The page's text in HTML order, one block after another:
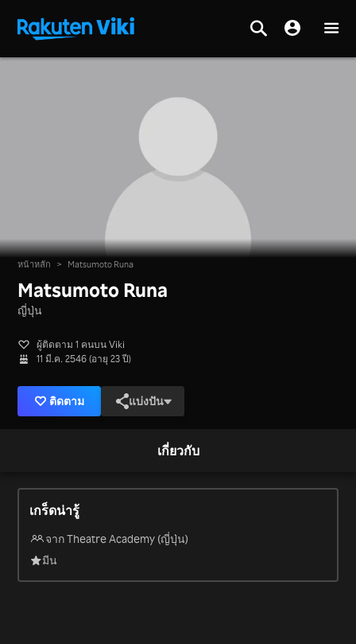
หน้าหลัก > Matsumoto Runa
Matsumoto Runa
ญี่ปุ่น
ผู้ติดตาม 1 คนบน Viki
11 มี.ค. 2546 (อายุ 23 ปี)
ติดตาม แบ่งปัน
เกี่ยวกับ
เกร็ดน่ารู้
จาก Theatre Academy (ญี่ปุ่น)
มีน